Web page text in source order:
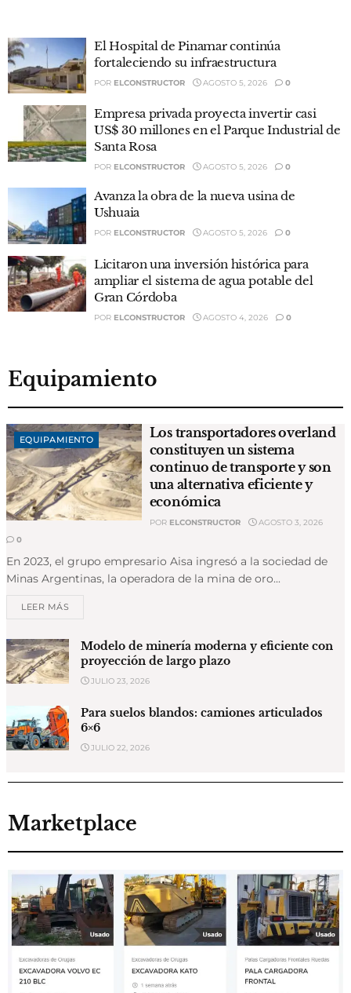
El Hospital de Pinamar continúa
fortaleciendo su infraestructura
POR ELCONSTRUCTOR AGOSTO 5, 2026 0
Empresa privada proyecta invertir casi
US$ 30 millones en el Parque Industrial de
Santa Rosa
POR ELCONSTRUCTOR AGOSTO 5, 2026 0
Avanza la obra de la nueva usina de
Ushuaia
POR ELCONSTRUCTOR AGOSTO 5, 2026 0
Licitaron una inversión histórica para
ampliar el sistema de agua potable del
Gran Córdoba
POR ELCONSTRUCTOR AGOSTO 4, 2026 0
Equipamiento
EQUIPAMIENTO
Los transportadores overland
constituyen un sistema
continuo de transporte y son
una alternativa eficiente y
económica
POR ELCONSTRUCTOR
AGOSTO 3, 2026
0
En 2023, el grupo empresario Aisa ingresó a la sociedad de
Minas Argentinas, la operadora de la mina de oro...
LEER MÁS
Modelo de minería moderna y eficiente con
proyección de largo plazo
JULIO 23, 2026
Para suelos blandos: camiones articulados
6×6
JULIO 22, 2026
Marketplace